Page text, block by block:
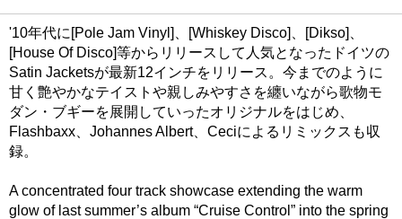
'10年代に[Pole Jam Vinyl]、[Whiskey Disco]、[Dikso]、
[House Of Disco]等からリリースして人気となったドイツの
Satin Jacketsが最新12インチをリリース。今までのように
甘く艶やかなテイストや親しみやすさを纏いながら歌物モ
ダン・ブギーを展開していったオリジナルをはじめ、
Flashbaxx、Johannes Albert、Ceciによるリミックスも収
録。
A concentrated four track showcase extending the warm
glow of last summer’s album “Cruise Control” into the spring